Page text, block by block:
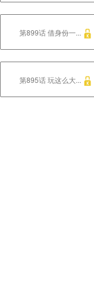
第899话 借身份一...
第895话 玩这么大...